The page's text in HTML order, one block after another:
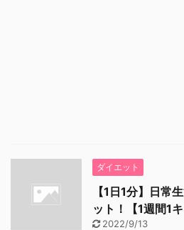
ダイエット
【1日1分】日常
ット！【1週間1キ
2022/9/13